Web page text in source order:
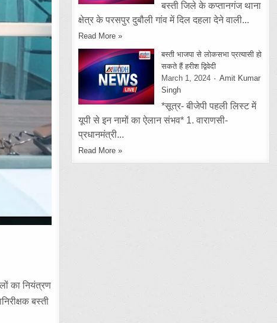
का नियंत्रण
बस्ती
बस्ती जिले के कप्तानगंज थाना
क्षेत्र के परसपुर दुबौली गांव में दिल दहला देने वाली...
Read More »
बस्ती भाजपा से लोकसभा प्रत्यासी हो
सकते हैं हरीश द्विवेदी
March 1, 2024
Amit Kumar
Singh
*सूत्र- बीजेपी पहली लिस्ट में
यूपी से इन नामों का ऐलान संभव* 1. वाराणसी-
प्रधानमंत्री...
Read More »